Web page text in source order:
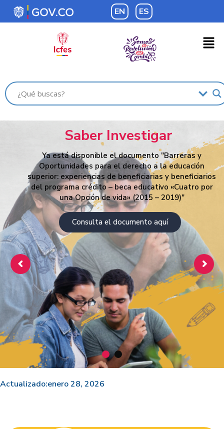
EN ES
Saber Investigar
Consulta el documento aquí
Ya está disponible el documento "Barreras y
Oportunidades para el derecho a la educación
superior: experiencias de beneficiarias y beneficiarios
del programa crédito – beca educativo «Cuatro por
una Opción de vida» (2015 – 2019)"
Actualizado:enero 28, 2026